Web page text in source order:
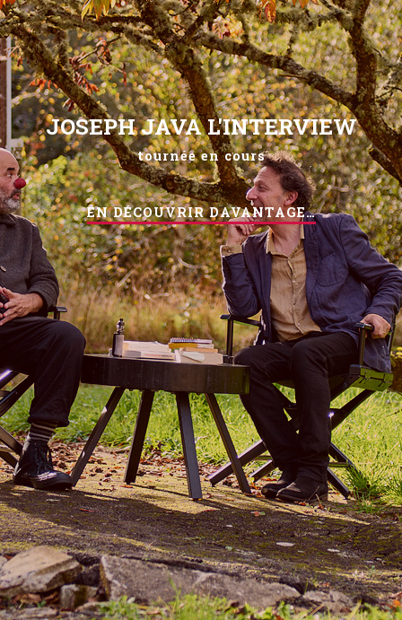
JOSEPH JAVA L'INTERVIEW
tournée en cours
EN DÉCOUVRIR DAVANTAGE…